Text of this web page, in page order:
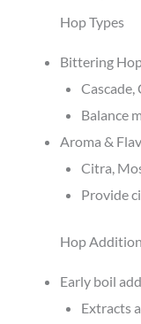
Hop Types
Bittering
Balance
Aroma &
Citra,
Provide
Hop
Early boil
Extracts